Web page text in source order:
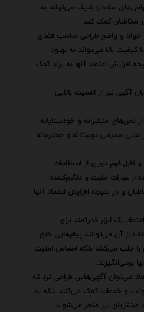
ساده و شیک می‌تواند به
مخاطبان کمک کند.
خوانا و واضح طراحی مناسب فضای
کیفیت بالا می‌تواند به بهبود
افزایش اعتماد آنها به برند کمک
آگهی نیز از اهمیت بالایی
لحن‌های متکبرانه و خودستایانه
لحنی صمیمی دوستانه و محترمانه
قابل فهم دوری از اصطلاحات
عبارات مثبت و دلگرم‌کننده
و در نتیجه افزایش اعتماد آنها
یک ابزار قدرتمند برای
از آن می‌توانند پیام‌هایی خلق
را جلب می‌کنند بلکه احساس امنیت
برمی‌انگیزند.
می‌توان آگهی‌هایی طراحی کرد که
و خدمات کمک می‌کنند بلکه به
با مشتریان نیز منجر می‌شوند.